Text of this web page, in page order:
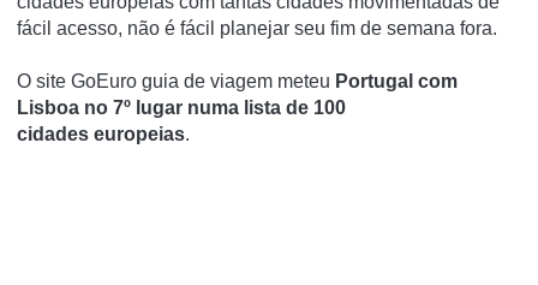
fácil acesso, não é fácil planejar seu fim de semana fora.
O site GoEuro guia de viagem meteu Portugal com
Lisboa no 7º lugar numa lista de 100
cidades europeias.